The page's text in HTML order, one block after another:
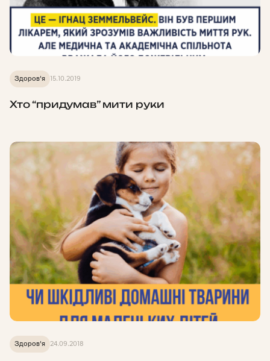
Здоров'я 15.10.2019
Хто “придумав” мити руки
Здоров'я 24.09.2018